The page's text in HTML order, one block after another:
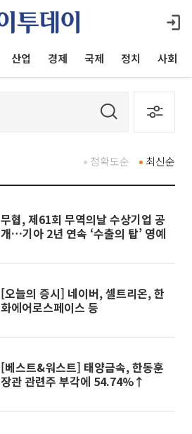
산업 경제 국제 정치 사회
최신순
정확도순
무협, 제61회 무역의날 수상기업 공
개…기아 2년 연속 ‘수출의 탑’ 영예
[오늘의 증시] 네이버, 셀트리온, 한
화에어로스페이스 등
[베스트&워스트] 태양금속, 한동훈
장관 관련주 부각에 54.74%↑